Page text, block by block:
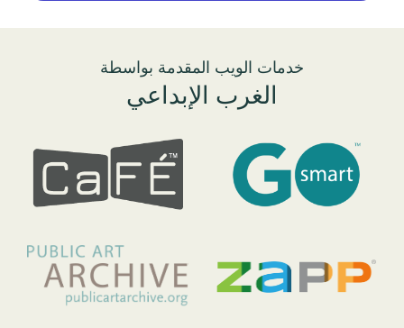
خدمات الويب المقدمة بواسطة
الغرب الإبداعي